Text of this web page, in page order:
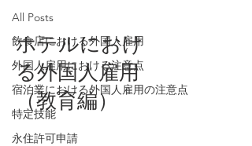
All Posts
飲食店における外国人雇用
外国人雇用における注意点
宿泊業における外国人雇用の注意点
特定技能
永住許可申請
ホテルにおけ
る外国人雇用
（教育編）